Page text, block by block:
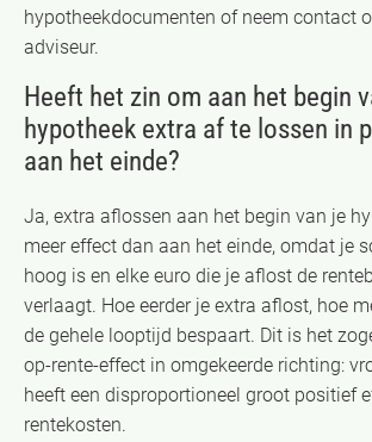
hypotheekdocumenten of neem contact
adviseur.
Heeft het zin om aan het begin
hypotheek extra af te lossen in
aan het einde?
Ja, extra aflossen aan het begin van je
meer effect dan aan het einde, omdat je
hoog is en elke euro die je aflost de
verlaagt. Hoe eerder je extra aflost, hoe
de gehele looptijd bespaart. Dit is het
op-rente-effect in omgekeerde richting:
heeft een disproportioneel groot positief
rentekosten.